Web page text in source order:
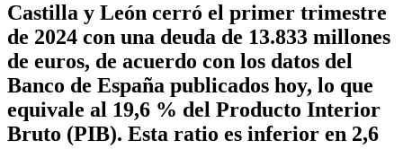
Castilla y León cerró el primer trimestre
de 2024 con una deuda de 13.833 millones
de euros, de acuerdo con los datos del
Banco de España publicados hoy, lo que
equivale al 19,6 % del Producto Interior
Bruto (PIB). Esta ratio es inferior en 2,6